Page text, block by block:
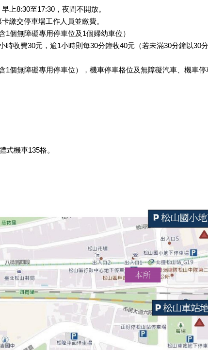
上8:30至17:30，夜間不開放。
繳交停車場工作人員並繳費。
個無障礙專用停車位及1個婦幼車位）
時收費30元，逾1小時則每30分鐘收40元（若未滿30分鐘以30
個無障礙專用停車位），機車停車格位及無障礙汽車、機車停
式機車135格。